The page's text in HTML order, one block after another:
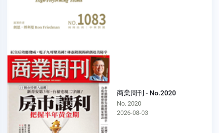
商業周刊 - No.2020
No. 2020
2026-08-03